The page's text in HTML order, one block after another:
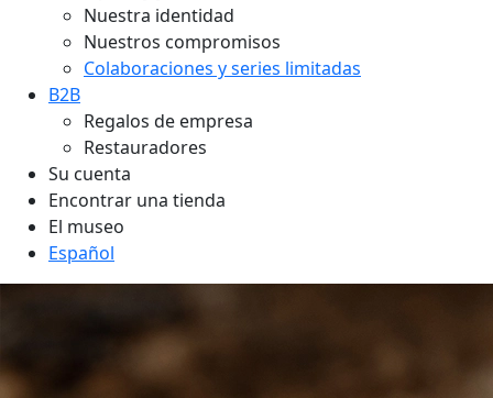
Nuestra identidad
Nuestros compromisos
Colaboraciones y series limitadas
B2B
Regalos de empresa
Restauradores
Su cuenta
Encontrar una tienda
El museo
Español